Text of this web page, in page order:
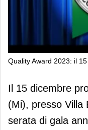
Quality Award 2023: il
Quality Award
serata di
Il 15 dicembre
(Mi), presso Villa
serata di gala